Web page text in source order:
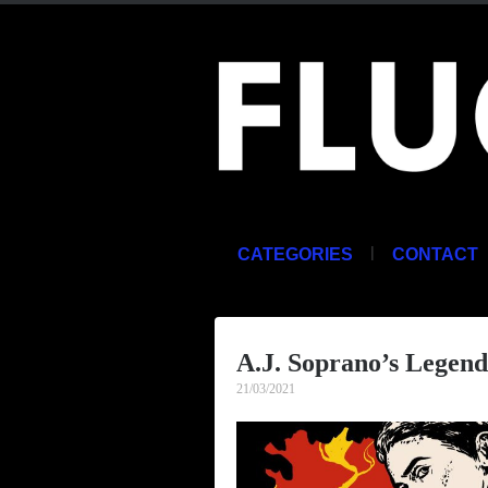
CATEGORIES | CONTACT
A.J. Soprano’s Legend
21/03/2021